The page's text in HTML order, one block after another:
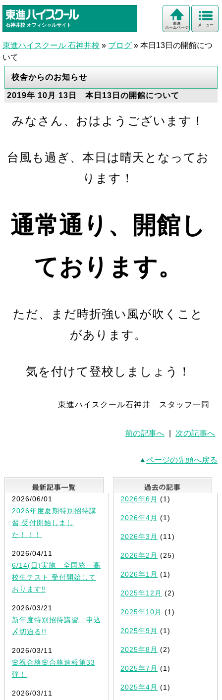
石神井校 オフィシャルサイト メニュー
東進
ホームページ
東進ハイスクール 石神井校 » ブログ » 本日13日の開館につ
いて
校舎からのお知らせ
2019年 10月 13日 本日13日の開館について
みなさん、おはようございます！
台風も過ぎ、本日は晴天となってお
ります！
通常通り、開館し
ております。
ただ、まだ時折強い風が吹くこと
があります。
気を付けて登校しましょう！
東進ハイスクール石神井 スタッフ一同
前の記事へ 次の記事へ
ページの先頭へ戻る
最新記事一覧
2026/06/01
2026年度夏期特別招待講
習 受付開始しまし
た！！！
2026/04/11
6/14(日)実施 全国統一高
校生テスト 受付開始して
おります‼
2026/03/21
新年度特別招待講習 申込
〆切迫る!!
2026/03/11
🌸祝合格🌸合格速報第33
弾！
2026/03/11
2026年6月 (1)
2026年4月 (1)
2026年3月 (11)
2026年2月 (25)
2026年1月 (1)
2025年12月 (2)
2025年10月 (1)
2025年9月 (1)
2025年8月 (2)
2025年7月 (1)
2025年4月 (1)